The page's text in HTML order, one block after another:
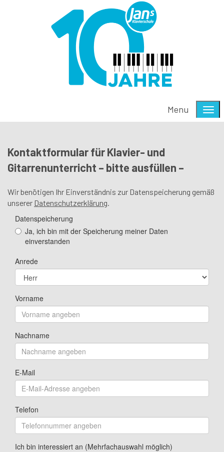
Menu
Kontaktformular für Klavier- und
Gitarrenunterricht – bitte ausfüllen –
Wir benötigen Ihr Einverständnis zur Datenspeicherung gemäß
unserer Datenschutzerklärung